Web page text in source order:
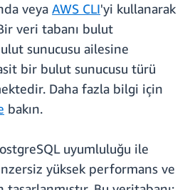
veya AWS CLI'yi kullanarak
veri tabanı bulut
sunucusu ailesine
bir bulut sunucusu türü
Daha fazla bilgi için
bakın.
uyumluluğu ile
yüksek performans ve